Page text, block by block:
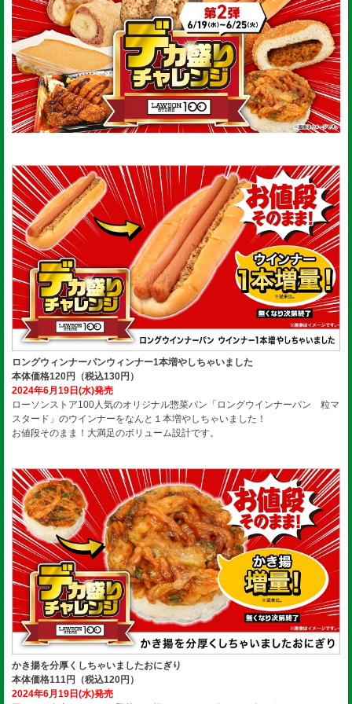
ロングウィンナーパンウィンナー1本増やしちゃいました
本体価格120円（税込130円）
2024年6月19日(水)発売
ローソンストア100人気のオリジナル惣菜パン「ロングウインナーパン 粒マ
スタード」のウインナーをなんと１本増やしちゃいました！
お値段そのまま！大満足のボリューム設計です。
かき揚を分厚くしちゃいましたおにぎり
本体価格111円（税込120円）
2024年6月19日(水)発売